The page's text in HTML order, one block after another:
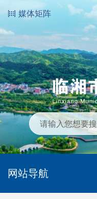
媒体矩阵
网站导航